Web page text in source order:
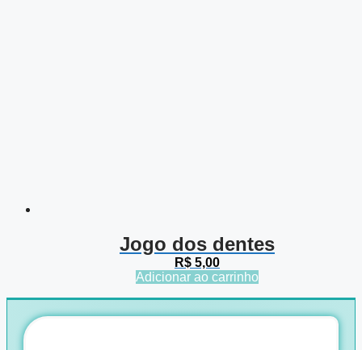
Jogo dos dentes
R$ 5,00
Adicionar ao carrinho